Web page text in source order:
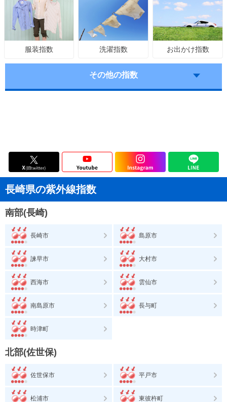
服装指数 洗濯指数 お出かけ指数
その他の指数
長崎県の紫外線指数
南部(長崎)
長崎市 島原市
諫早市 大村市
西海市 雲仙市
南島原市 長与町
時津町
北部(佐世保)
佐世保市 平戸市
松浦市 東彼杵町